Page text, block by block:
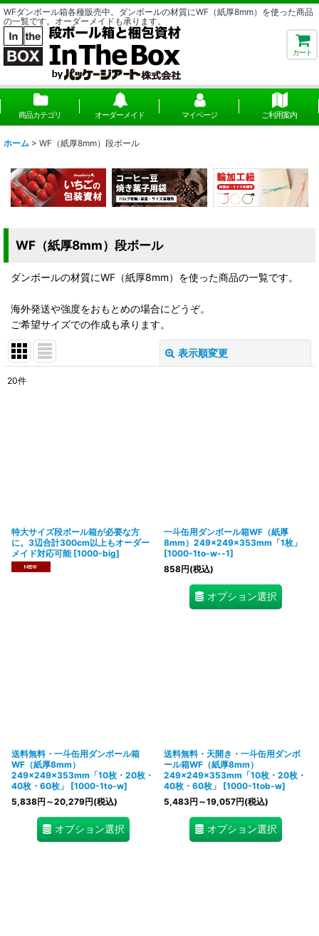
WFダンボール箱各種販売中。ダンボールの材質にWF（紙厚8mm）を使った商品
の一覧です。オーダーメイドも承ります。
カート
商品カテゴリ オーダーメイド マイページ ご利用案内
ホーム > WF（紙厚8mm）段ボール
WF（紙厚8mm）段ボール
ダンボールの材質にWF（紙厚8mm）を使った商品の一覧です。
海外発送や強度をおもとめの場合にどうぞ。
ご希望サイズでの作成も承ります。
表示順変更
20件
特大サイズ段ボール箱が必要な方
に。3辺合計300cm以上もオーダー
メイド対応可能 [1000-big]
一斗缶用ダンボール箱WF（紙厚
8mm）249×249×353mm「1枚」
[1000-1to-w--1]
858円(税込)
オプション選択
送料無料・一斗缶用ダンボール箱
WF（紙厚8mm）
249×249×353mm「10枚・20枚・
40枚・60枚」
[1000-1to-w]
5,838円 ～20,279円(税込)
オプション選択
送料無料・天開き・一斗缶用ダンボ
ール箱WF（紙厚8mm）
249×249×353mm「10枚・20枚・
40枚・60枚」
[1000-1tob-w]
5,483円 ～19,057円(税込)
オプション選択